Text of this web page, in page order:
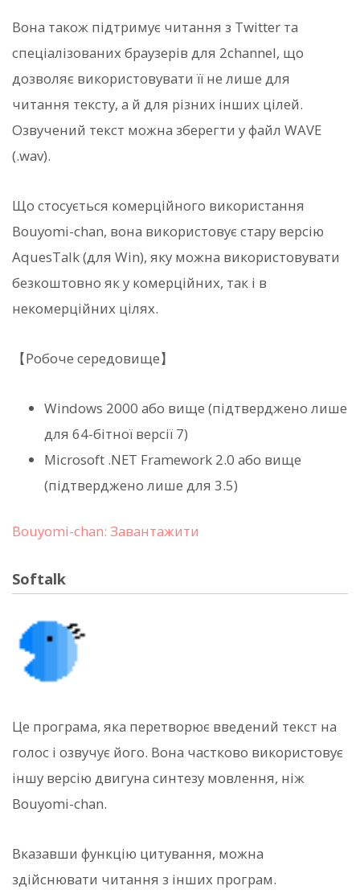
Вона також підтримує читання з Twitter та
спеціалізованих браузерів для 2channel, що
дозволяє використовувати її не лише для
читання тексту, а й для різних інших цілей.
Озвучений текст можна зберегти у файл WAVE
(.wav).
Що стосується комерційного використання
Bouyomi-chan, вона використовує стару версію
AquesTalk (для Win), яку можна використовувати
безкоштовно як у комерційних, так і в
некомерційних цілях.
【Робоче середовище】
Windows 2000 або вище (підтверджено лише
для 64-бітної версії 7)
Microsoft .NET Framework 2.0 або вище
(підтверджено лише для 3.5)
Bouyomi-chan: Завантажити
Softalk
Це програма, яка перетворює введений текст на
голос і озвучує його. Вона частково використовує
іншу версію двигуна синтезу мовлення, ніж
Bouyomi-chan.
Вказавши функцію цитування, можна
здійснювати читання з інших програм.